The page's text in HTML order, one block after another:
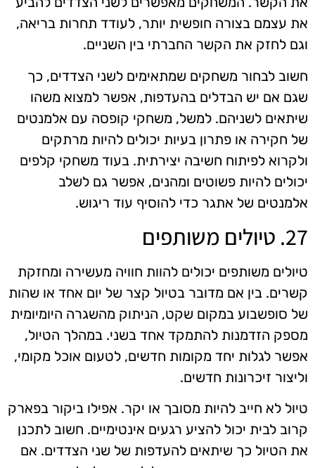
את עצמם בצורה חופשית יותר, לעודד תחרות בריאה,
וגם לחזק את הקשר החברתי בין השניים.
חשוב לבחור משחקים שמתאימים לשני הצדדים, כך
שגם אם יש הבדלים בהעדפות, אפשר למצוא משהו
שיתאים לשניהם. למשל, משחקי קופסה עם אלמנטים
של חקירה או פתרון בעיות יכולים להיות מרתקים
ולקרוא לפיתוח חשיבה יצירתית. בעוד משחקי קלפים
יכולים להיות פשוטים ומהנים, אפשר גם לשלב
אלמנטים של אתגר כדי להוסיף עוד ריגוש.
27. טיולים משותפים
טיולים משותפים יכולים להוות חוויה מעשירה ומחזקת
קשרים. בין אם מדובר בטיול קצר של יום אחד או שהות
של סופשבוע במקום שקט, הניתוק מהשגרה היומיומית
מספק הזדמנות להתמקד אחד בשני. במהלך הטיול,
אפשר לגלות יחד מקומות חדשים, לטעום אוכל מקומי,
וליצור זיכרונות חדשים.
טיול לא חייב להיות מסובך או יקר. אפילו ביקור בפארק
קרוב לבית יכול להציע רגעים אינטימיים. חשוב לתכנן
את הטיול כך שיתאים להעדפות של שני הצדדים. אם